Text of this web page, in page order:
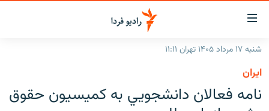
لینک‌های
قابلیت
دسترسی
بازگشت
منوی
ایران
جهان
شنبه ۱۷ مرداد ۱۴۰۵ تهران ۱۱:۱۱
ايران
نامه فعالان دانشجويي به كميسيون حقوق